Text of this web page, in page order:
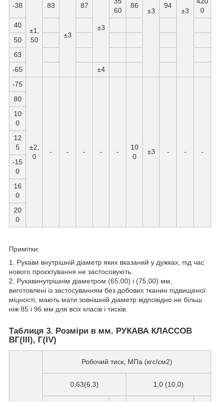
±3 ±3
-38
±1,
50
83
±3
87
±3
60
86 94
0
40
50
63
-65
±4
-75
±2,
0
- - - - -
10
0
±3 - - -
80
10
0
12
5
-15
0
16
0
20
0
Примітки:
1. Рукави внутрішній діаметр яких вказаний у дужках, під час
нового проєктування не застосовують.
2. Рукавинутрішнім діаметром (65,00) і (75,00) мм,
виготовлені із застосуванням без добових тканин підвищеної
міцності, мають мати зовнішній діаметр відповідно не більш
ніж 85 і 96 мм для всіх класів і тисків.
Таблиця 3. Розміри в мм. РУКАВА КЛАССОВ
ВГ(III), Г(IV)
Робочий тиск, МПа (кгс/см2)
0,63(6,3) 1,0 (10,0)